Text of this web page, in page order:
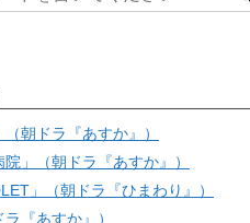
（朝ドラ『あすか』）
院」（朝ドラ『あすか』）
」（朝ドラ『ひまわり』）
『あすか』）